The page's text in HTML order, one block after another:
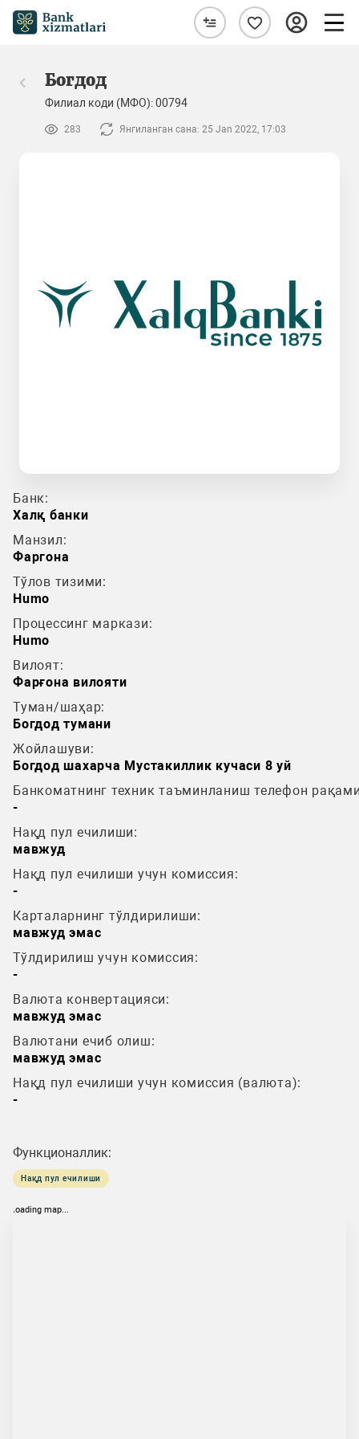
Богдод
Филиал коди (МФО): 00794
283 Янгиланган сана: 25 Jan 2022, 17:03
Банк:
Халқ банки
Манзил:
Фаргона
Тўлов тизими:
Humo
Процессинг маркази:
Humo
Вилоят:
Фарғона вилояти
Туман/шаҳар:
Богдод тумани
Жойлашуви:
Богдод шахарча Мустакиллик кучаси 8 уй
Банкоматнинг техник таъминланиш телефон
-
Нақд пул ечилиши:
мавжуд
Нақд пул ечилиши учун комиссия:
-
Карталарнинг тўлдирилиши:
мавжуд эмас
Тўлдирилиш учун комиссия:
-
Валюта конвертацияси:
мавжуд эмас
Валютани ечиб олиш:
мавжуд эмас
Нақд пул ечилиши учун комиссия (валюта):
-
Функционаллик:
Нақд пул ечилиши
loading map...